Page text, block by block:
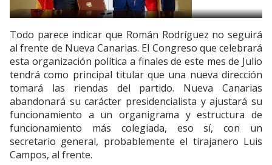
Todo parece indicar que Román Rodríguez no seguirá
al frente de Nueva Canarias. El Congreso que celebrará
esta organización política a finales de este mes de Julio
tendrá como principal titular que una nueva dirección
tomará las riendas del partido. Nueva Canarias
abandonará su carácter presidencialista y ajustará su
funcionamiento a un organigrama y estructura de
funcionamiento más colegiada, eso sí, con un
secretario general, probablemente el tirajanero Luis
Campos, al frente.